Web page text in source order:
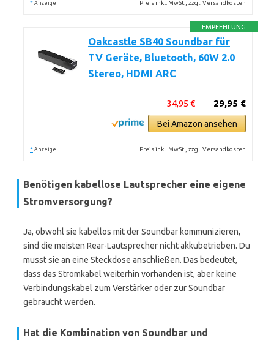
* Anzeige Preis inkl. MwSt., zzgl. Versandkosten
EMPFEHLUNG
Oakcastle SB40 Soundbar für
TV Geräte, Bluetooth, 60W 2.0
Stereo, HDMI ARC
29,95 €
34,95 €
Bei Amazon ansehen
* Anzeige Preis inkl. MwSt., zzgl. Versandkosten
Benötigen kabellose Lautsprecher eine eigene
Stromversorgung?
Ja, obwohl sie kabellos mit der Soundbar kommunizieren,
sind die meisten Rear-Lautsprecher nicht akkubetrieben. Du
musst sie an eine Steckdose anschließen. Das bedeutet,
dass das Stromkabel weiterhin vorhanden ist, aber keine
Verbindungskabel zum Verstärker oder zur Soundbar
gebraucht werden.
Hat die Kombination von Soundbar und